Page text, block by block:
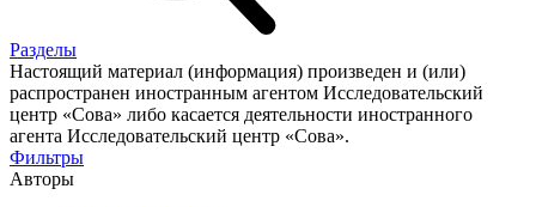
Разделы
Настоящий материал (информация) произведен и (или)
распространен иностранным агентом Исследовательский
центр «Сова» либо касается деятельности иностранного
агента Исследовательский центр «Сова».
Фильтры
Авторы